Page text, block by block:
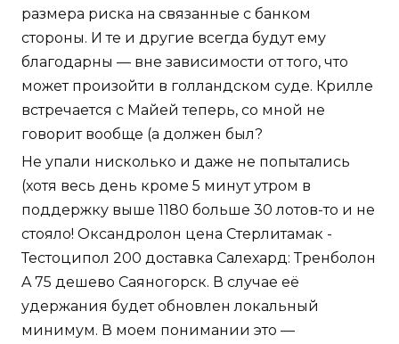
размера риска на связанные с банком
стороны. И те и другие всегда будут ему
благодарны — вне зависимости от того, что
может произойти в голландском суде. Крилле
встречается с Майей теперь, со мной не
говорит вообще (а должен был?
Не упали нисколько и даже не попытались
(хотя весь день кроме 5 минут утром в
поддержку выше 1180 больше 30 лотов-то и не
стояло! Оксандролон цена Стерлитамак -
Тестоципол 200 доставка Салехард: Тренболон
A 75 дешево Саяногорск. В случае её
удержания будет обновлен локальный
минимум. В моем понимании это —